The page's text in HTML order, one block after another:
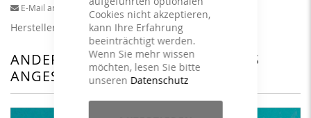
Cookies nicht akzeptieren,
kann Ihre Erfahrung
beeinträchtigt werden.
Wenn Sie mehr wissen
möchten, lesen Sie bitte
unseren Datenschutz
E-Mail an einen Freund
Herstellerangaben
ANDERE KUNDEN HABEN SICH DAS
ANGESEHEN